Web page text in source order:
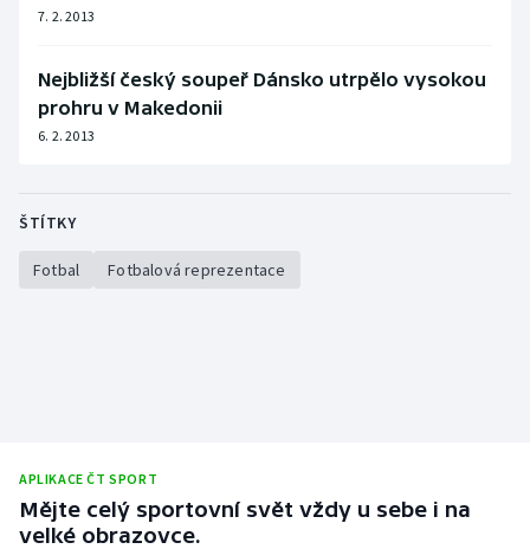
7. 2. 2013
Nejbližší český soupeř Dánsko utrpělo vysokou
prohru v Makedonii
6. 2. 2013
ŠTÍTKY
Fotbal Fotbalová reprezentace
APLIKACE ČT SPORT
Mějte celý sportovní svět vždy u sebe i na
velké obrazovce.